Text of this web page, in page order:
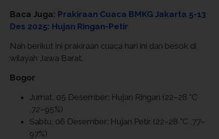
Baca Juga: Prakiraan Cuaca BMKG Jakarta 5-13
Des 2025: Hujan Ringan-Petir
Nah berikut ini prakiraan cuaca hari ini dan besok di
wilayah Jawa Barat.
Bogor
Jumat, 05 Desember: Hujan Ringan (22–28 °C
,72–95%)
Sabtu, 06 Desember: Hujan Petir (22–28 °C ,77–
97%)